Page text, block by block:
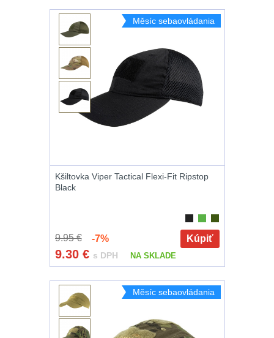
Měsíc sebaovládania
Kšiltovka Viper Tactical Flexi-Fit Ripstop
Black
9.95 €-7% Kúpiť
9.30 € s DPH NA SKLADE
Měsíc sebaovládania